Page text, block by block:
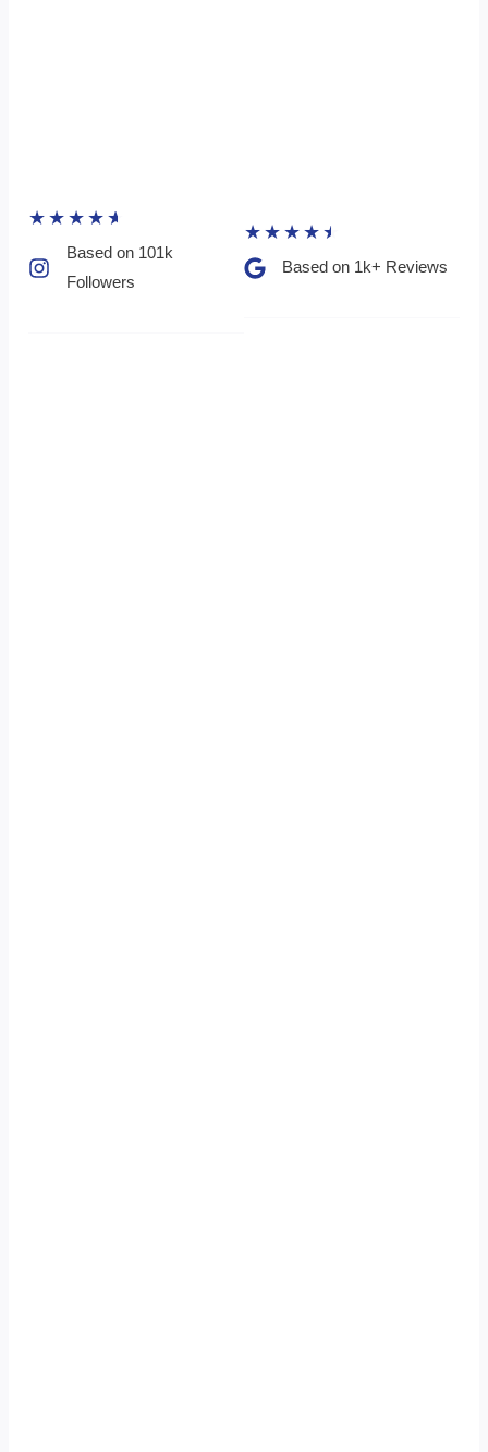
★ ★ ★ ★ ★
Based on 101k
Followers​
★ ★ ★ ★ ★
Based on 1k+ Reviews​